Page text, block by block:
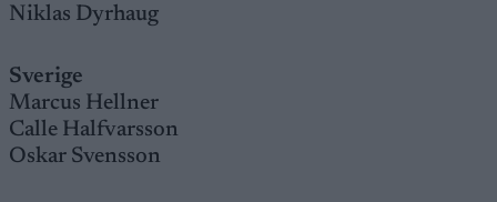
Niklas Dyrhaug
Sverige
Marcus Hellner
Calle Halfvarsson
Oskar Svensson